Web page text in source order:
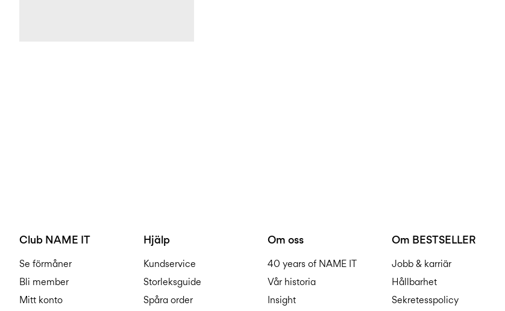
Club NAME IT
Se förmåner
Bli member
Mitt konto
Hjälp
Kundservice
Storleksguide
Spåra order
Om oss
40 years of NAME IT
Vår historia
Insight
Om BESTSELLER
Jobb & karriär
Hållbarhet
Sekretesspolicy